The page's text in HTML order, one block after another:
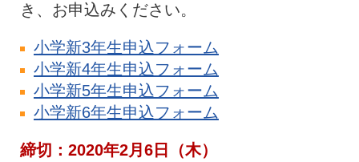
き、お申込みください。
小学新3年生申込フォーム
小学新4年生申込フォーム
小学新5年生申込フォーム
小学新6年生申込フォーム
締切：2020年2月6日（木）